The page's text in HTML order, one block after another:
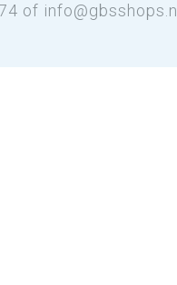
of info@gbsshops.nl